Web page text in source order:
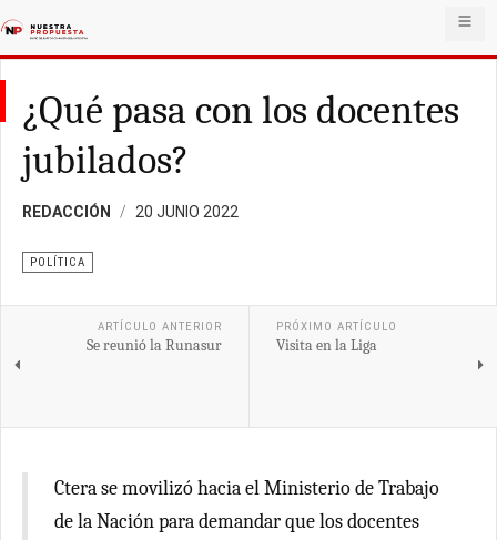
¿Qué pasa con los docentes
jubilados?
REDACCIÓN 20 JUNIO 2022
POLÍTICA
ARTÍCULO ANTERIOR
Se reunió la Runasur
PRÓXIMO ARTÍCULO
Visita en la Liga
Ctera se movilizó hacia el Ministerio de Trabajo
de la Nación para demandar que los docentes